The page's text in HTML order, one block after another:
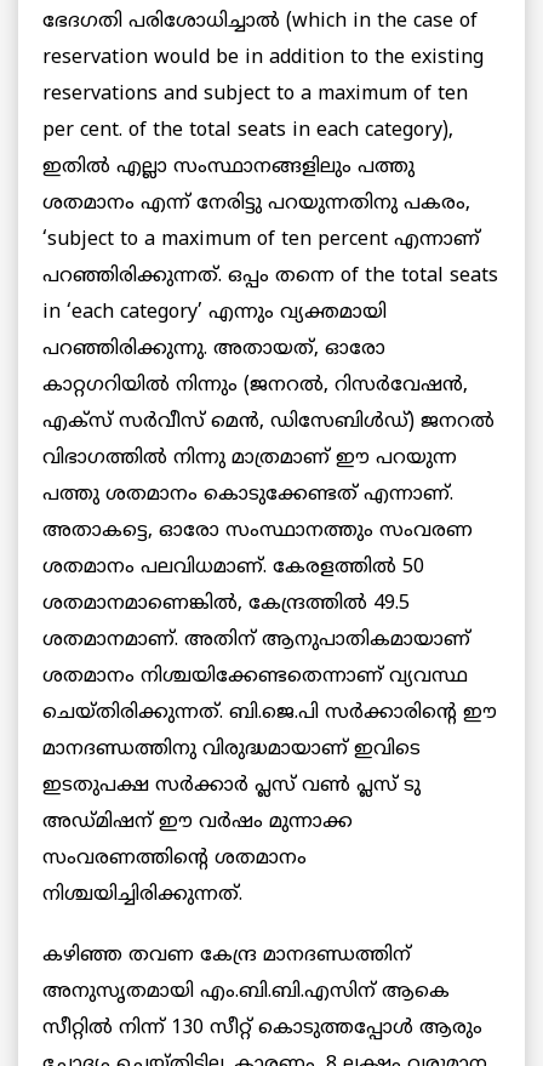
ഭേദഗതി പരിശോധിച്ചാൽ (which in the case of
reservation would be in addition to the existing
reservations and subject to a maximum of ten
per cent. of the total seats in each category),
ഇതില്‍ എല്ലാ സംസ്ഥാനങ്ങളിലും പത്തു
ശതമാനം എന്ന് നേരിട്ടു പറയുന്നതിനു പകരം,
‘subject to a maximum of ten percent എന്നാണ്
പറഞ്ഞിരിക്കുന്നത്. ഒപ്പം തന്നെ of the total seats
in ‘each category’ എന്നും വ്യക്തമായി
പറഞ്ഞിരിക്കുന്നു. അതായത്, ഓരോ
കാറ്റഗറിയില്‍ നിന്നും (ജനറല്‍, റിസര്‍വേഷന്‍,
എക്‌സ് സര്‍വീസ് മെന്‍, ഡിസേബിള്‍ഡ്) ജനറല്‍
വിഭാഗത്തില്‍ നിന്നു മാത്രമാണ് ഈ പറയുന്ന
പത്തു ശതമാനം കൊടുക്കേണ്ടത് എന്നാണ്.
അതാകട്ടെ, ഓരോ സംസ്ഥാനത്തും സംവരണ
ശതമാനം പലവിധമാണ്. കേരളത്തില്‍ 50
ശതമാനമാണെങ്കില്‍, കേന്ദ്രത്തില്‍ 49.5
ശതമാനമാണ്. അതിന് ആനുപാതികമായാണ്
ശതമാനം നിശ്ചയിക്കേണ്ടതെന്നാണ് വ്യവസ്ഥ
ചെയ്തിരിക്കുന്നത്. ബി.ജെ.പി സര്‍ക്കാരിന്റെ ഈ
മാനദണ്ഡത്തിനു വിരുദ്ധമായാണ് ഇവിടെ
ഇടതുപക്ഷ സര്‍ക്കാര്‍ പ്ലസ് വണ്‍ പ്ലസ് ടു
അഡ്മിഷന് ഈ വര്‍ഷം മുന്നാക്ക
സംവരണത്തിന്റെ ശതമാനം
നിശ്ചയിച്ചിരിക്കുന്നത്.
കഴിഞ്ഞ തവണ കേന്ദ്ര മാനദണ്ഡത്തിന്
അനുസൃതമായി എം.ബി.ബി.എസിന് ആകെ
സീറ്റിൽ നിന്ന് 130 സീറ്റ് കൊടുത്തപ്പോള്‍ ആരും